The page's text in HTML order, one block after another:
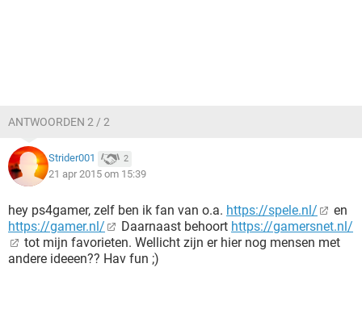
ANTWOORDEN 2 / 2
Strider001 2
21 apr 2015 om 15:39
hey ps4gamer, zelf ben ik fan van o.a. https://spele.nl/
en
https://gamer.nl/
Daarnaast behoort https://gamersnet.nl/
tot mijn favorieten. Wellicht zijn er hier nog mensen met
andere ideeen?? Hav fun ;)